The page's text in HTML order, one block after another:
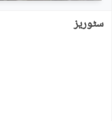
سٹوریز